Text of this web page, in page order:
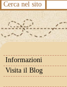
Cerca nel sito
Informazioni
Visita il Blog